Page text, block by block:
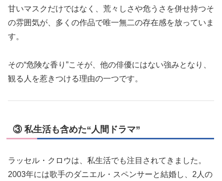
甘いマスクだけではなく、荒々しさや危うさを併せ持つそ
の雰囲気が、多くの作品で唯一無二の存在感を放っていま
す。
その“危険な香り”こそが、他の俳優にはない強みとなり、
観る人を惹きつける理由の一つです。
③ 私生活も含めた“人間ドラマ”
ラッセル・クロウは、私生活でも注目されてきました。
2003年には歌手のダニエル・スペンサーと結婚し、2人の